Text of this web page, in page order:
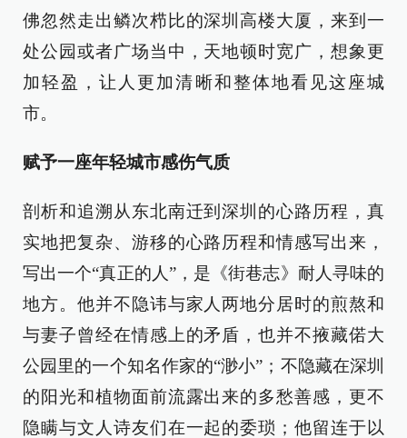
佛忽然走出鳞次栉比的深圳高楼大厦，来到一
处公园或者广场当中，天地顿时宽广，想象更
加轻盈，让人更加清晰和整体地看见这座城
市。
赋予一座年轻城市感伤气质
剖析和追溯从东北南迁到深圳的心路历程，真
实地把复杂、游移的心路历程和情感写出来，
写出一个“真正的人”，是《街巷志》耐人寻味的
地方。他并不隐讳与家人两地分居时的煎熬和
与妻子曾经在情感上的矛盾，也并不掖藏偌大
公园里的一个知名作家的“渺小”；不隐藏在深圳
的阳光和植物面前流露出来的多愁善感，更不
隐瞒与文人诗友们在一起的委琐；他留连于以